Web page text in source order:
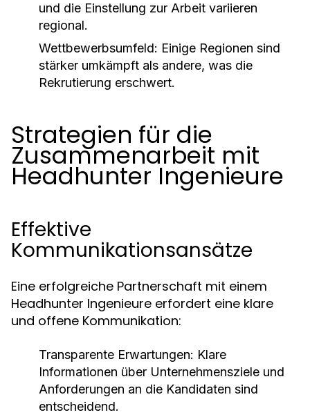
und die Einstellung zur Arbeit variieren
regional.
Wettbewerbsumfeld: Einige Regionen sind
stärker umkämpft als andere, was die
Rekrutierung erschwert.
Strategien für die
Zusammenarbeit mit
Headhunter Ingenieure
Effektive
Kommunikationsansätze
Eine erfolgreiche Partnerschaft mit einem
Headhunter Ingenieure erfordert eine klare
und offene Kommunikation:
Transparente Erwartungen: Klare
Informationen über Unternehmensziele und
Anforderungen an die Kandidaten sind
entscheidend.